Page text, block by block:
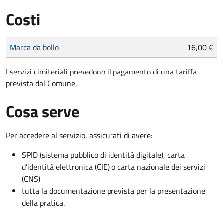
Costi
Tipo di pagamento
Importo
Marca da bollo 16,00 €
I servizi cimiteriali prevedono il pagamento di una tariffa
prevista dal Comune.
Cosa serve
Per accedere al servizio, assicurati di avere:
SPID (sistema pubblico di identità digitale), carta
d’identità elettronica (CIE) o carta nazionale dei servizi
(CNS)
tutta la documentazione prevista per la presentazione
della pratica.